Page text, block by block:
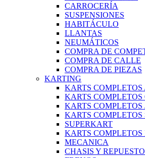
CARROCERÍA
SUSPENSIONES
HABITÁCULO
LLANTAS
NEUMÁTICOS
COMPRA DE
COMPRA DE CALLE
COMPRA DE PIEZAS
KARTING
KARTS
KARTS COMPLETOS
KARTS COMPLETOS
KARTS COMPLETOS
SUPERKART
KARTS
MECANICA
CHASIS Y